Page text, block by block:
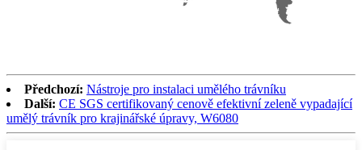
Předchozí: Nástroje pro instalaci umělého trávníku
Další: CE SGS certifikovaný cenově efektivní zeleně vypadající
umělý trávník pro krajinářské úpravy, W6080